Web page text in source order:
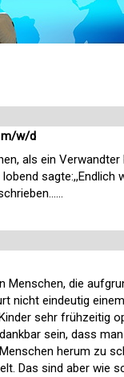
m/w/d
als ein
sagte:,,Endlich
Menschen, die
nicht eindeutig
sehr frühzeitig
sein, dass
herum zu
Das sind aber wie